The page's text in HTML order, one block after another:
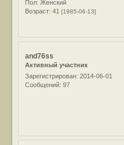
Пол: Женский
Возраст: 41[1985-06-13]
and76ss
Активный участник
Зарегистрирован: 2014-06-01
Сообщений: 97